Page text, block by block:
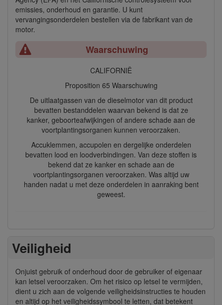
emissies, onderhoud en garantie. U kunt
vervangingsonderdelen bestellen via de fabrikant van de
motor.
Waarschuwing
CALIFORNIË
Proposition 65 Waarschuwing
De uitlaatgassen van de dieselmotor van dit product
bevatten bestanddelen waarvan bekend is dat ze
kanker, geboorteafwijkingen of andere schade aan de
voortplantingsorganen kunnen veroorzaken.
Accuklemmen, accupolen en dergelijke onderdelen
bevatten lood en loodverbindingen. Van deze stoffen is
bekend dat ze kanker en schade aan de
voortplantingsorganen veroorzaken. Was altijd uw
handen nadat u met deze onderdelen in aanraking bent
geweest.
Veiligheid
Onjuist gebruik of onderhoud door de gebruiker of eigenaar
kan letsel veroorzaken. Om het risico op letsel te vermijden,
dient u zich aan de volgende veiligheidsinstructies te houden
en altijd op het veiligheidssymbool te letten, dat betekent